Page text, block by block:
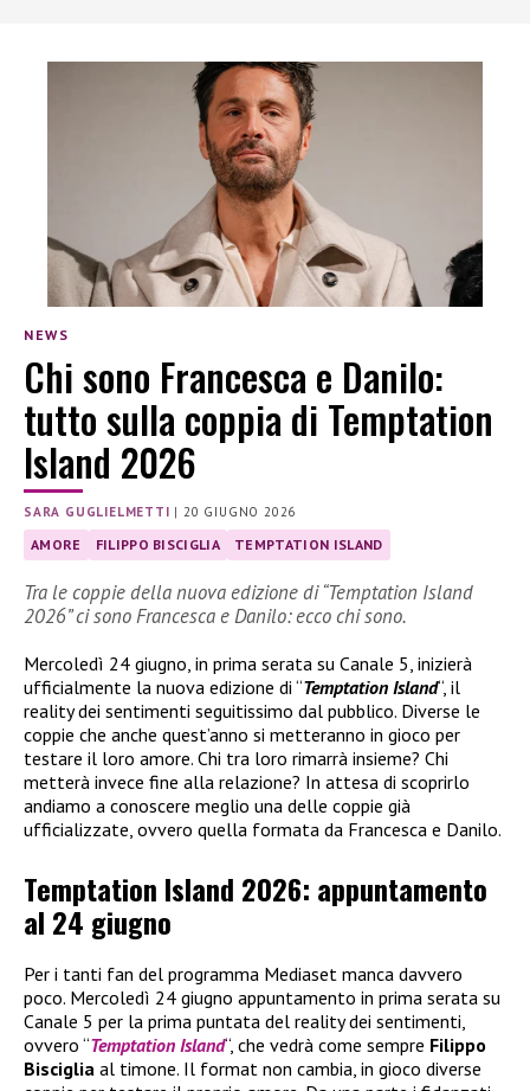
NEWS
Chi sono Francesca e Danilo:
tutto sulla coppia di Temptation
Island 2026
SARA GUGLIELMETTI | 20 GIUGNO 2026
AMORE FILIPPO BISCIGLIA TEMPTATION ISLAND
Tra le coppie della nuova edizione di “Temptation Island
2026” ci sono Francesca e Danilo: ecco chi sono.
Mercoledì 24 giugno, in prima serata su Canale 5, inizierà
ufficialmente la nuova edizione di “Temptation Island“, il
reality dei sentimenti seguitissimo dal pubblico. Diverse le
coppie che anche quest’anno si metteranno in gioco per
testare il loro amore. Chi tra loro rimarrà insieme? Chi
metterà invece fine alla relazione? In attesa di scoprirlo
andiamo a conoscere meglio una delle coppie già
ufficializzate, ovvero quella formata da Francesca e Danilo.
Temptation Island 2026: appuntamento
al 24 giugno
Per i tanti fan del programma Mediaset manca davvero
poco. Mercoledì 24 giugno appuntamento in prima serata su
Canale 5 per la prima puntata del reality dei sentimenti,
ovvero “Temptation Island“, che vedrà come sempre Filippo
Bisciglia al timone. Il format non cambia, in gioco diverse